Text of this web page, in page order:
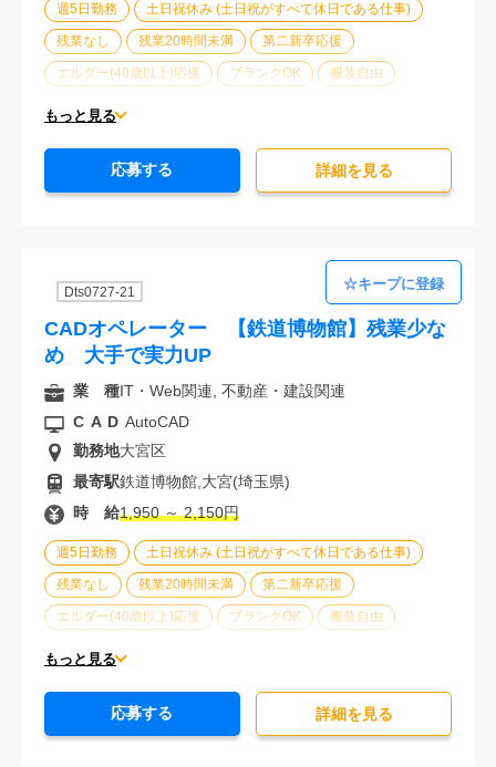
週5日勤務 土日祝休み (土日祝がすべて休日である仕事)
残業なし 残業20時間未満 第二新卒応援
エルダー(40歳以上)応援 ブランクOK 服装自由
駅から徒歩5分以内
未経験歓迎
もっと見る
応募する 詳細を⾒る
Dts0727-21
CADオペレーター 【鉄道博物館】残業少な
め 大手で実力UP
週5日勤務 土日祝休み (土日祝がすべて休日である仕事)
残業なし 残業20時間未満 第二新卒応援
エルダー(40歳以上)応援 ブランクOK 服装自由
大手企業
もっと見る
業 種IT・Web関連, 不動産・建設関連
CAD AutoCAD
勤務地大宮区
最寄駅鉄道博物館,大宮(埼玉県)
時 給1,950 ～ 2,150円
応募する 詳細を⾒る